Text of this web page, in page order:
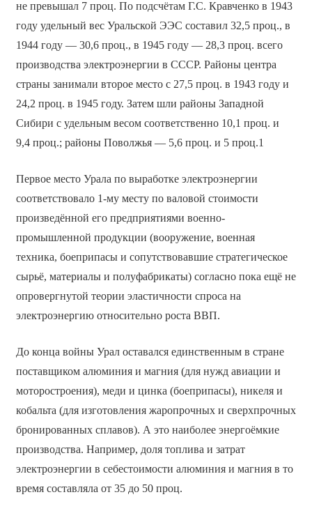
не превышал 7 проц. По подсчётам Г.С. Кравченко в 1943
году удельный вес Уральской ЭЭС составил 32,5 проц., в
1944 году — 30,6 проц., в 1945 году — 28,3 проц. всего
производства электроэнергии в СССР. Районы центра
страны занимали второе место с 27,5 проц. в 1943 году и
24,2 проц. в 1945 году. Затем шли районы Западной
Сибири с удельным весом соответственно 10,1 проц. и
9,4 проц.; районы Поволжья — 5,6 проц. и 5 проц.1
Первое место Урала по выработке электроэнергии
соответствовало 1-му месту по валовой стоимости
произведённой его предприятиями военно-
промышленной продукции (вооружение, военная
техника, боеприпасы и сопутствовавшие стратегическое
сырьё, материалы и полуфабрикаты) согласно пока ещё не
опровергнутой теории эластичности спроса на
электроэнергию относительно роста ВВП.
До конца войны Урал оставался единственным в стране
поставщиком алюминия и магния (для нужд авиации и
моторостроения), меди и цинка (боеприпасы), никеля и
кобальта (для изготовления жаропрочных и сверхпрочных
бронированных сплавов). А это наиболее энергоёмкие
производства. Например, доля топлива и затрат
электроэнергии в себестоимости алюминия и магния в то
время составляла от 35 до 50 проц.